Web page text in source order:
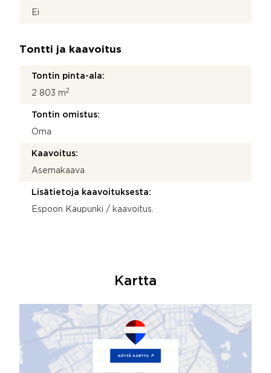
Ei
Tontti ja kaavoitus
Tontin pinta-ala:
2 803 m2
Tontin omistus:
Oma
Kaavoitus:
Asemakaava
Lisätietoja kaavoituksesta:
Espoon Kaupunki / kaavoitus.
Kartta